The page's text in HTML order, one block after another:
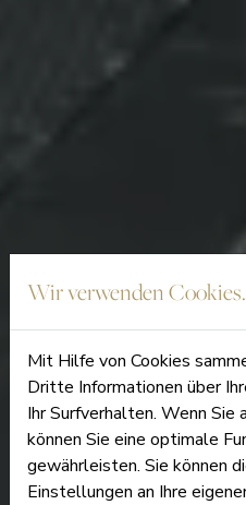
Wir verwenden Cookies.
Mit Hilfe von Cookies
Dritte Informationen über
Ihr Surfverhalten. Wenn Sie
können Sie eine optimale
gewährleisten. Sie können
Einstellungen an Ihre